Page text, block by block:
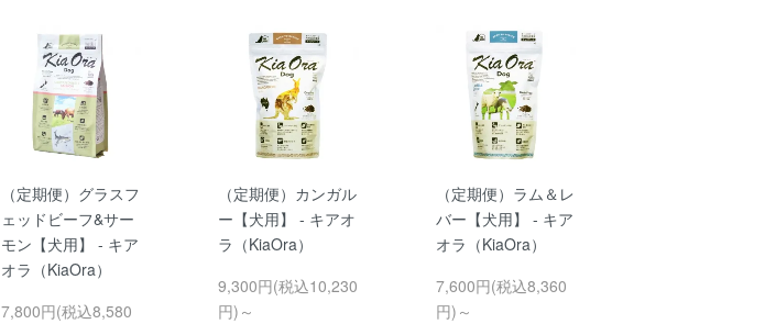
（定期便）グラスフ
ェッドビーフ&サー
モン【犬用】 - キア
オラ（KiaOra）
7,800円(税込8,580
（定期便）カンガル
ー【犬用】 - キアオ
ラ（KiaOra）
9,300円(税込10,230
円)～
（定期便）ラム＆レ
バー【犬用】 - キア
オラ（KiaOra）
7,600円(税込8,360
円)～